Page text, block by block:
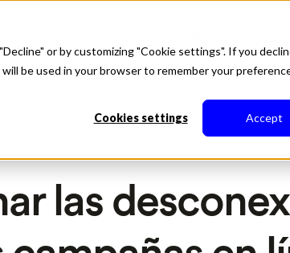
or by customizing "Cookie settings". If you
be used in your browser to remember your
Cookies settings Accept
las